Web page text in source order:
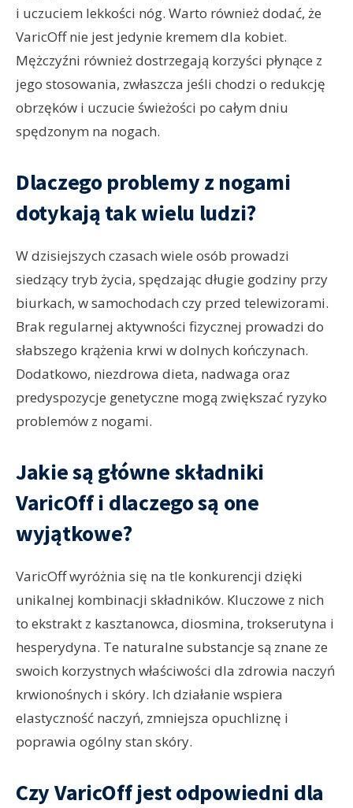
i uczuciem lekkości nóg. Warto również dodać, że
VaricOff nie jest jedynie kremem dla kobiet.
Mężczyźni również dostrzegają korzyści płynące z
jego stosowania, zwłaszcza jeśli chodzi o redukcję
obrzęków i uczucie świeżości po całym dniu
spędzonym na nogach.
Dlaczego problemy z nogami
dotykają tak wielu ludzi?
W dzisiejszych czasach wiele osób prowadzi
siedzący tryb życia, spędzając długie godziny przy
biurkach, w samochodach czy przed telewizorami.
Brak regularnej aktywności fizycznej prowadzi do
słabszego krążenia krwi w dolnych kończynach.
Dodatkowo, niezdrowa dieta, nadwaga oraz
predyspozycje genetyczne mogą zwiększać ryzyko
problemów z nogami.
Jakie są główne składniki
VaricOff i dlaczego są one
wyjątkowe?
VaricOff wyróżnia się na tle konkurencji dzięki
unikalnej kombinacji składników. Kluczowe z nich
to ekstrakt z kasztanowca, diosmina, trokserutyna i
hesperydyna. Te naturalne substancje są znane ze
swoich korzystnych właściwości dla zdrowia naczyń
krwionośnych i skóry. Ich działanie wspiera
elastyczność naczyń, zmniejsza opuchliznę i
poprawia ogólny stan skóry.
Czy VaricOff jest odpowiedni dla